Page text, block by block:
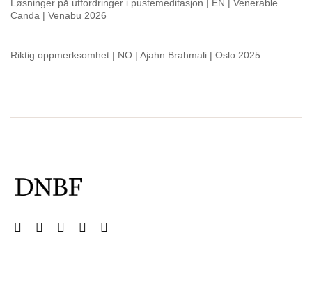
Løsninger på utfordringer i pustemeditasjon | EN | Venerable
Canda | Venabu 2026
Riktig oppmerksomhet | NO | Ajahn Brahmali | Oslo 2025